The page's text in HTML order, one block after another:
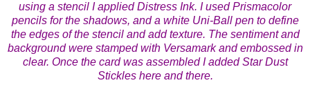
using a stencil I applied Distress Ink. I used Prismacolor
pencils for the shadows, and a white Uni-Ball pen to define
the edges of the stencil and add texture. The sentiment and
background were stamped with Versamark and embossed in
clear. Once the card was assembled I added Star Dust
Stickles here and there.